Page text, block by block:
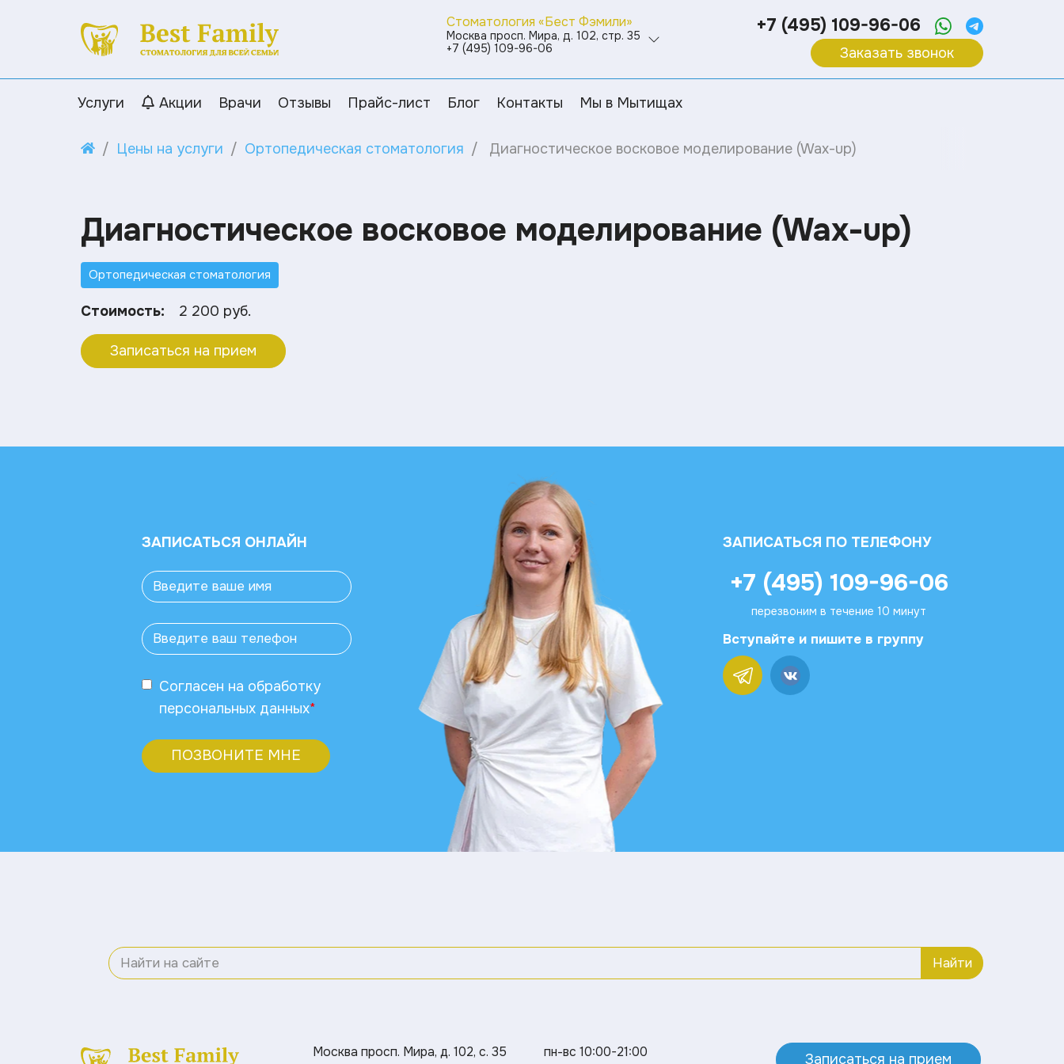
Стоматология «Бест Фэмили»
Москва просп. Мира, д. 102, стр. 35
+7 (495) 109-96-06
+7 (495) 109-96-06
Заказать звонок
Услуги Акции Врачи Отзывы Прайс-лист Блог Контакты Мы в Мытищах
Цены на услуги Ортопедическая стоматология Диагностическое восковое моделирование (Wax-up)
Диагностическое восковое моделирование (Wax-up)
Ортопедическая стоматология
Стоимость: 2 200 руб.
Записаться на прием
ЗАПИСАТЬСЯ ОНЛАЙН
Согласен на обработку
персональных данных*
ПОЗВОНИТЕ МНЕ
ЗАПИСАТЬСЯ ПО ТЕЛЕФОНУ
+7 (495) 109-96-06
перезвоним в течение 10 минут
Вступайте и пишите в группу
Найти
Москва просп. Мира, д. 102, с. 35 пн-вс 10:00-21:00 Записаться на прием